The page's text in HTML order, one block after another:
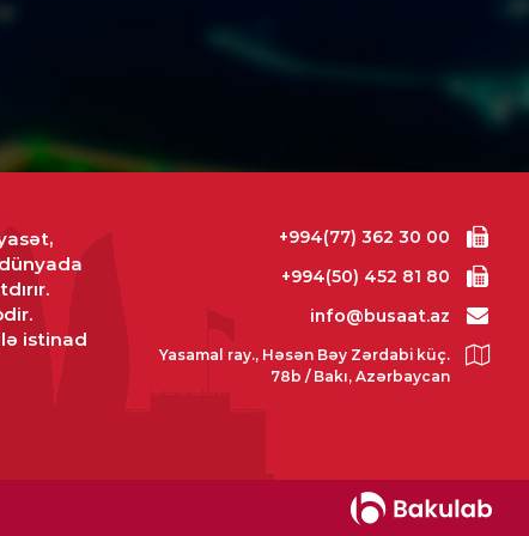
öldü
- 11:46
bahalaşdı
şübhəli bilinən 48 nəfər
istinad
+994(77) 362 30 00
+994(50) 452 81 80
info@busaat.az
Yasamal ray., Həsən Bəy Zərdabi küç.
78b / Bakı, Azərbaycan